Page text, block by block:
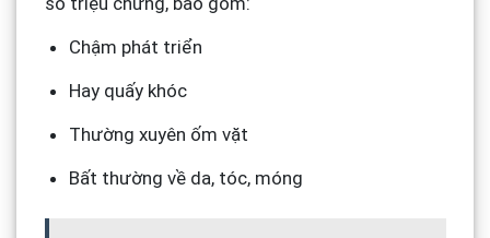
Chậm phát triển
Hay quấy khóc
Thường xuyên ốm vặt
Bất thường về da, tóc, móng